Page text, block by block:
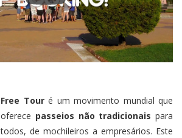
Free Touré um movimento mundial que
oferece passeios não tradicionais para
todos, de mochileiros a empresários. Este